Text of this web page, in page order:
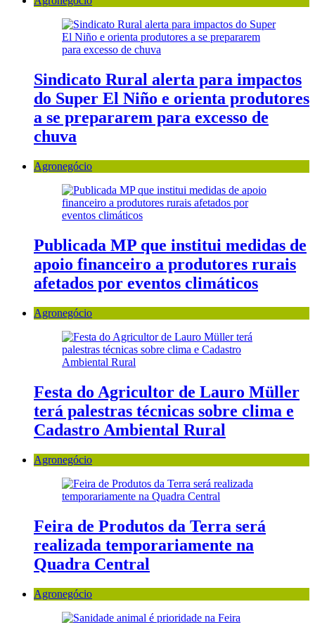
Sindicato Rural alerta para impactos
do Super El Niño e orienta produtores
a se prepararem para excesso de
chuva
Agronegócio
Publicada MP que institui medidas de
apoio financeiro a produtores rurais
afetados por eventos climáticos
Agronegócio
Festa do Agricultor de Lauro Müller
terá palestras técnicas sobre clima e
Cadastro Ambiental Rural
Agronegócio
Feira de Produtos da Terra será
realizada temporariamente na
Quadra Central
Agronegócio